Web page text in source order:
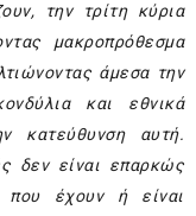
την τρίτη κύρια
μακροπρόθεσμα
άμεσα την
και εθνικά
κατεύθυνση αυτή.
δεν είναι επαρκώς
που έχουν ή είναι